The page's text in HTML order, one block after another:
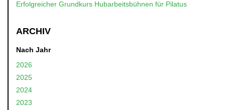
Erfolgreicher Grundkurs Hubarbeitsbühnen für Pilatus
ARCHIV
Nach Jahr
2026
2025
2024
2023